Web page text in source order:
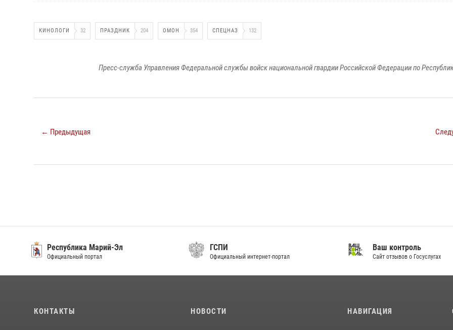
КИНОЛОГИ 32 ПРАЗДНИК 204 ОМОН 354 СПЕЦНАЗ 132
Пресс-служба Управления Федеральной службы войск национальной гвардии Российской Федерации по
← Предыдущая
Республика Марий-Эл
Официальный портал
ГСПИ
Официальный интернет-портал
Ваш контроль
Сайт отзывов о Госуслугах
КОНТАКТЫ НОВОСТИ НАВИГАЦИЯ